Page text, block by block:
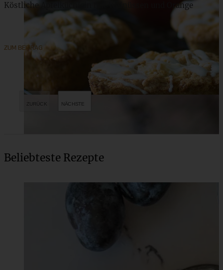
Köstliche Apfelküchlein mit Walnüssen und Orange
ZUM BEITRAG
Beliebteste Rezepte